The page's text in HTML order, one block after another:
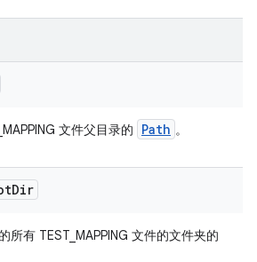
文件父目录的 Path 。
Dir
所有 TEST_MAPPING 文件的文件夹的